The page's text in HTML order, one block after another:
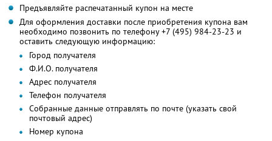
Предъявляйте распечатанный купон на месте
Для оформления доставки после приобретения купона вам
необходимо позвонить по телефону +7 (495) 984-23-23 и
оставить следующую информацию:
Город получателя
Ф.И.О. получателя
Адрес получателя
Телефон получателя
Собранные данные отправлять по почте (указать свой
почтовый адрес)
Номер купона